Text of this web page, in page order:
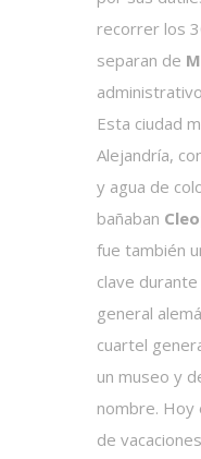
recorrer los
separan de
Esta ciudad
Alejandría,
y agua de
bañaban
fue también
clave
general
cuartel
un museo y
nombre. Hoy
de